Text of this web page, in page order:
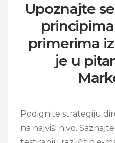
Upoznajte
primerima
je u
Podignite strategiju
na najviši nivo.